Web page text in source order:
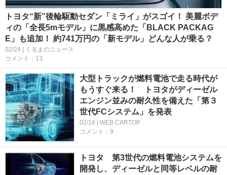
トヨタ“新”後輪駆動セダン「ミライ」がスゴイ！ 美麗ボデ
ィの「全長5mモデル」に黒感高めた「BLACK PACKAG
E」も追加！ 約741万円の「新モデル」どんな人が乗る？
02/24 | くるまのニュース
コメント：13
大型トラックが燃料電池で走る時代が
もうすぐ来る！ トヨタがディーゼル
エンジン並みの耐久性を備えた「第３
世代FCシステム」を発表
02/18 | WEB CARTOP
コメント：9
トヨタ 第3世代の燃料電池システムを
開発し、ディーゼルと同等レベルの耐